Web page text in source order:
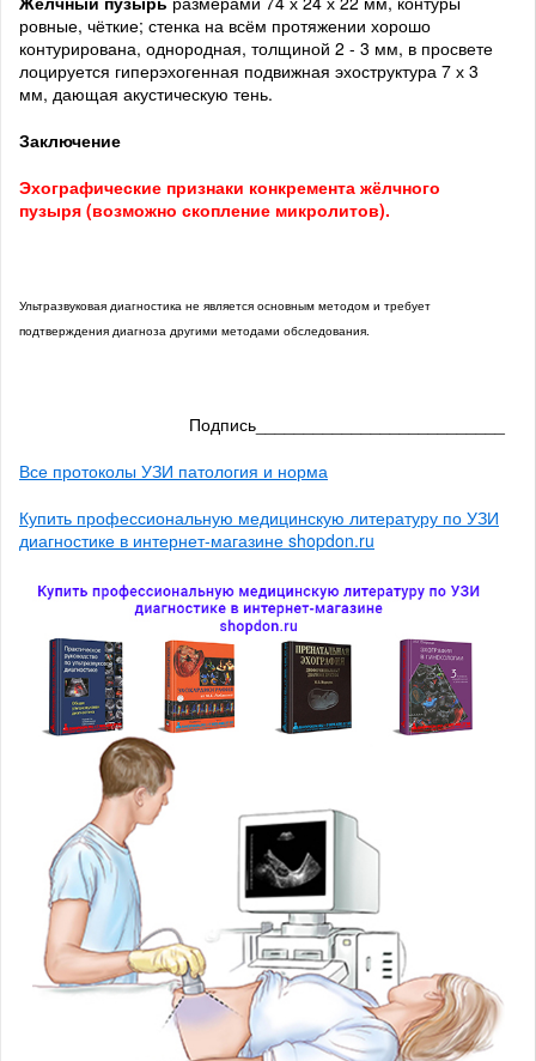
ровные, чёткие; стенка на всём протяжении хорошо
контурирована, однородная, толщиной 2 - 3 мм, в просвете
лоцируется гиперэхогенная подвижная эхоструктура 7 х 3
мм, дающая акустическую тень.
Заключение
Эхографические признаки конкремента жёлчного
пузыря (возможно скопление микролитов).
Ультразвуковая диагностика не является основным методом и требует
подтверждения диагноза другими методами обследования.
Подпись__________________________
Все протоколы УЗИ патология и норма
Купить профессиональную медицинскую литературу по УЗИ
диагностике в интернет-магазине shopdon.ru